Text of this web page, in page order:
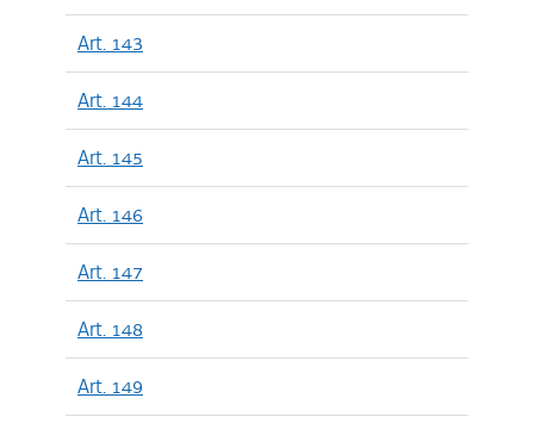
Art. 143
Art. 144
Art. 145
Art. 146
Art. 147
Art. 148
Art. 149